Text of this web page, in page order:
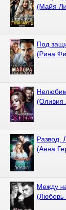
(Майя
Под
(Рина
(Оливия
Развод.
(Анна
Между
(Любовь